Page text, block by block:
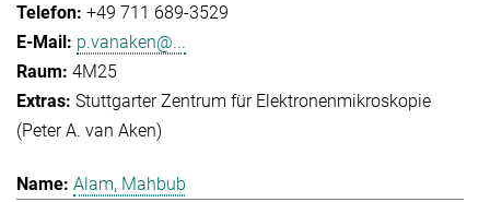
+49 711 689-3529
p.vanaken@...
4M25
Stuttgarter Zentrum für Elektronenmikroskopie
(Peter A. van Aken)
Alam, Mahbub